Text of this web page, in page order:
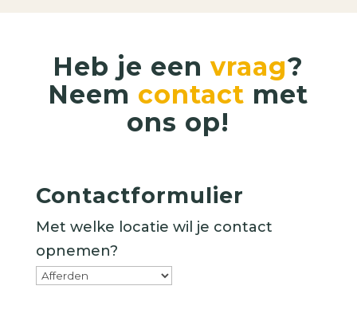
Heb je eenvraag?
Neem contact met
ons op!
Contactformulier
Met welke locatie wil je contact
opnemen?